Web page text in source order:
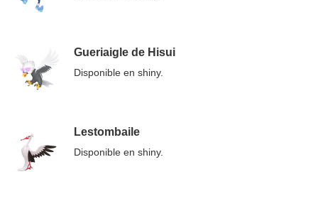
Gueriaigle de Hisui
Disponible en shiny.
Lestombaile
Disponible en shiny.